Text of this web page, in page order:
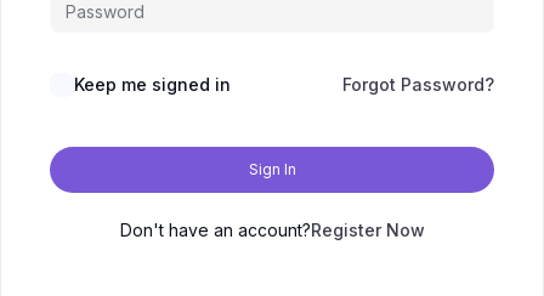
Keep me signed in Forgot Password?
Sign In
Don't have an account?Register Now